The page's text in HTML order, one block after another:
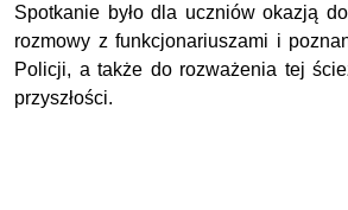
Spotkanie było dla uczniów okazją
rozmowy z funkcjonariuszami i
Policji, a także do rozważenia tej
przyszłości.